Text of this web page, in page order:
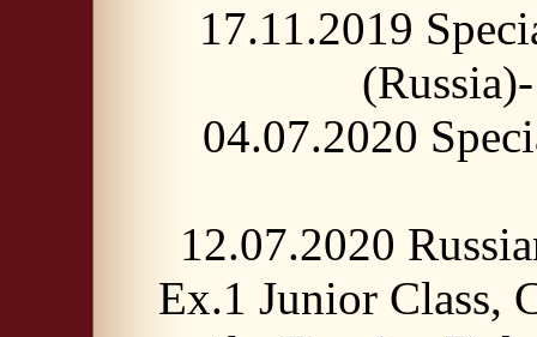
17.11.2019
04.07.2020
12.07.2020
Ex.1 Junior Class,